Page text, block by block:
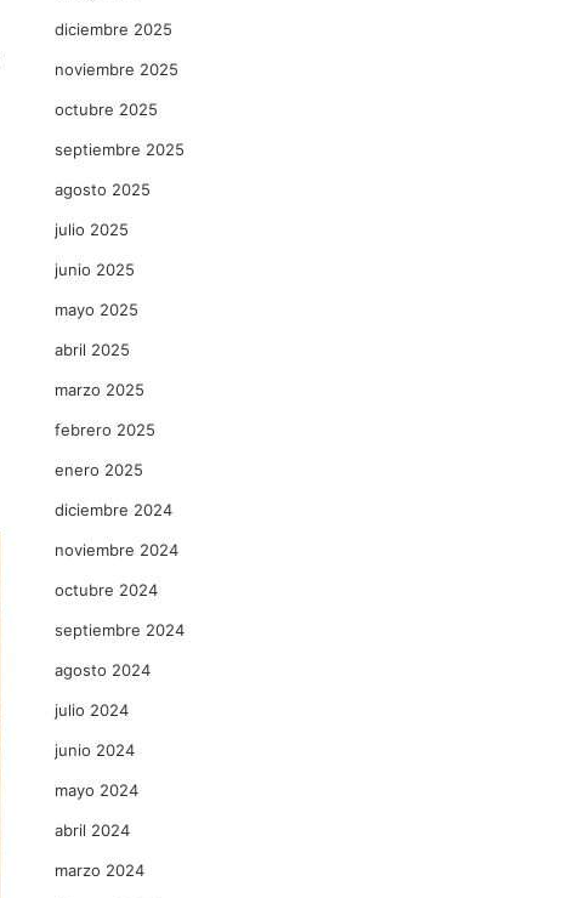
diciembre 2025
noviembre 2025
octubre 2025
septiembre 2025
agosto 2025
julio 2025
junio 2025
mayo 2025
abril 2025
marzo 2025
febrero 2025
enero 2025
diciembre 2024
noviembre 2024
octubre 2024
septiembre 2024
agosto 2024
julio 2024
junio 2024
mayo 2024
abril 2024
marzo 2024